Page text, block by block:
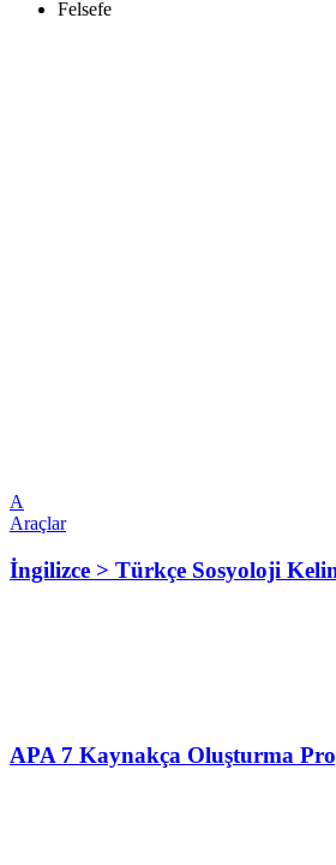
Felsefe
A
Araçlar
İngilizce > Türkçe Sosyoloji
APA 7 Kaynakça Oluşturma